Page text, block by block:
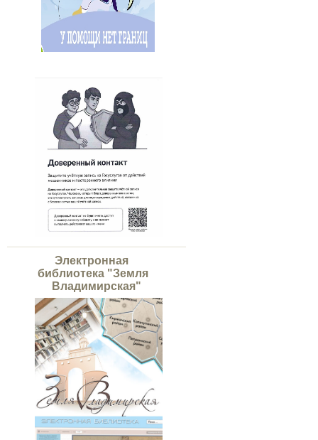
Электронная
библиотека "Земля
Владимирская"